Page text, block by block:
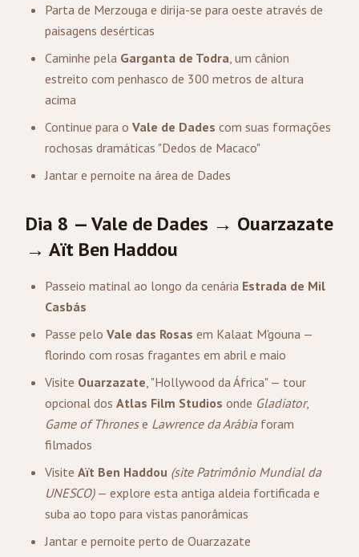
Parta de Merzouga e dirija-se para oeste através de
paisagens desérticas
Caminhe pela Garganta de Todra, um cânion
estreito com penhasco de 300 metros de altura
acima
Continue para o Vale de Dades com suas formações
rochosas dramáticas "Dedos de Macaco"
Jantar e pernoite na área de Dades
Dia 8 — Vale de Dades → Ouarzazate
→ Aït Ben Haddou
Passeio matinal ao longo da cenária Estrada de Mil
Casbás
Passe pelo Vale das Rosas em Kalaat M'gouna —
florindo com rosas fragantes em abril e maio
Visite Ouarzazate, "Hollywood da África" — tour
opcional dos Atlas Film Studios onde Gladiator,
Game of Thronese Lawrence da Arábiaforam
filmados
Visite Aït Ben Haddou (site Patrimônio Mundial da
UNESCO)— explore esta antiga aldeia fortificada e
suba ao topo para vistas panorâmicas
Jantar e pernoite perto de Ouarzazate